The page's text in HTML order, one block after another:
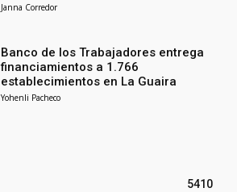
Janna Corredor
Banco de los Trabajadores entrega
financiamientos a 1.766
establecimientos en La Guaira
Yohenli Pacheco
5410